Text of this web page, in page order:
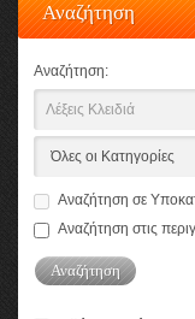
Αναζήτηση
Αναζήτηση:
Αναζήτηση σε
Αναζήτηση στις